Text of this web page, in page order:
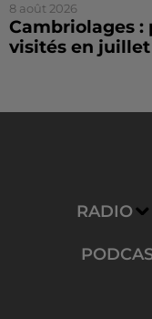
8 août 2026
Cambriolages :
visités en juillet
RADIO